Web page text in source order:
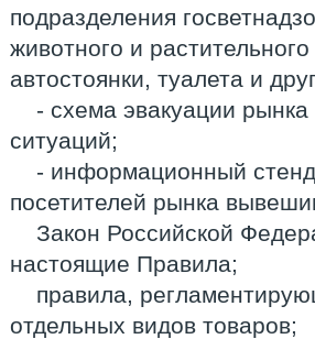
подразделения
животного и
автостоянки, туалета и
- схема эвакуации
ситуаций;
- информационный
посетителей рынка
Закон Российской
настоящие Правила;
правила,
отдельных видов товаров;